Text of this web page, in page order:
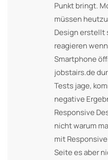
Punkt bringt.
müssen
Design erstellt
reagieren
Smartphone
jobstairs.de
Tests jage,
negative
Responsive
nicht warum
mit
Seite es aber